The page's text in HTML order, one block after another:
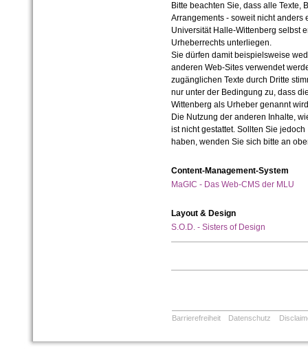
Bitte beachten Sie, dass alle Texte,
Arrangements - soweit nicht anders
Universität Halle-Wittenberg selbst
Urheberrechts unterliegen.
Sie dürfen damit beispielsweise
anderen Web-Sites verwendet
zugänglichen Texte durch Dritte
nur unter der Bedingung zu, dass
Wittenberg als Urheber genannt
Die Nutzung der anderen Inhalte,
ist nicht gestattet. Sollten Sie
haben, wenden Sie sich bitte an
Content-Management-System
MaGIC - Das Web-CMS der MLU
Layout & Design
S.O.D. - Sisters of Design
Barrierefreiheit Datenschutz